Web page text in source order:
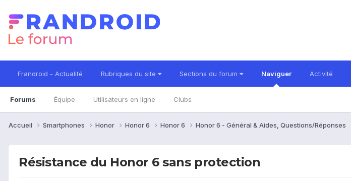
Frandroid - Actualité Rubriques du site Sections du forum Naviguer
Forums Équipe Utilisateurs en ligne Clubs
Activité
Accueil Smartphones Honor Honor 6 Honor 6 Honor 6 - Général & Aides, Questions/Réponses
Résistance du Honor 6 sans protection